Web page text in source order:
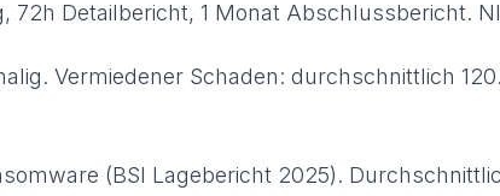
72h Detailbericht, 1 Monat Abschlussbericht.
Vermiedener Schaden: durchschnittlich
(BSI Lagebericht 2025).